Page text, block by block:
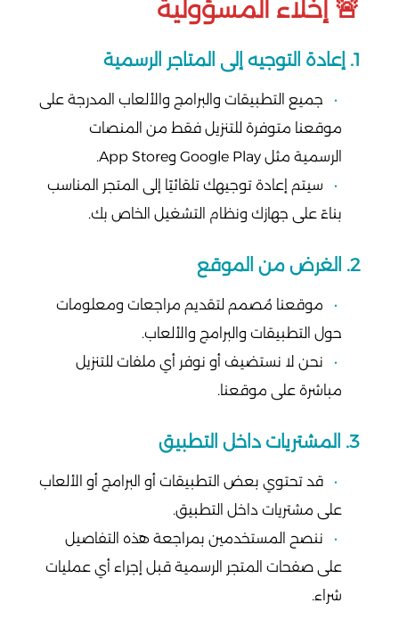
🚨 إخلاء المسؤولية
1. إعادة التوجيه إلى المتاجر الرسمية
جميع التطبيقات والبرامج والألعاب المدرجة على
موقعنا متوفرة للتنزيل فقط من المنصات
الرسمية مثل Google Play وApp Store.
سيتم إعادة توجيهك تلقائيًا إلى المتجر المناسب
بناءً على جهازك ونظام التشغيل الخاص بك.
2. الغرض من الموقع
موقعنا مُصمم لتقديم مراجعات ومعلومات
حول التطبيقات والبرامج والألعاب.
نحن لا نستضيف أو نوفر أي ملفات للتنزيل
مباشرة على موقعنا.
3. المشتريات داخل التطبيق
قد تحتوي بعض التطبيقات أو البرامج أو الألعاب
على مشتريات داخل التطبيق.
ننصح المستخدمين بمراجعة هذه التفاصيل
على صفحات المتجر الرسمية قبل إجراء أي عمليات
شراء.